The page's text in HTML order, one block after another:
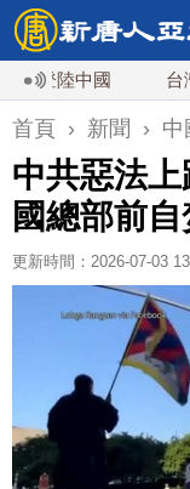
陸中國 台灣漢
首頁 › 新聞 › 中
中共惡法
國總部前自
更新時間：2026-07-03